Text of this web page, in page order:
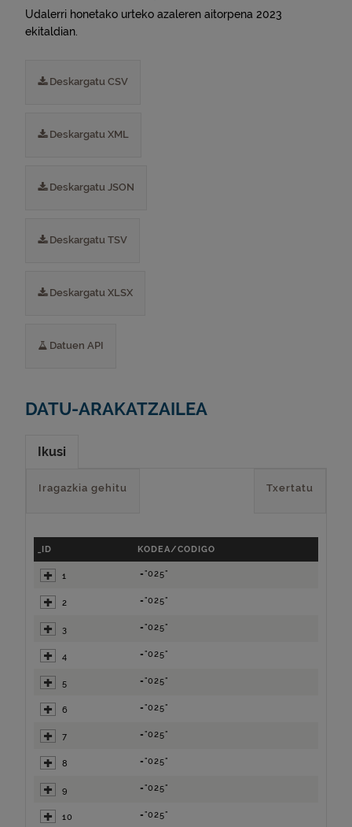
Udalerri honetako urteko azaleren aitorpena 2023
ekitaldian.
Deskargatu CSV
Deskargatu XML
Deskargatu JSON
Deskargatu TSV
Deskargatu XLSX
Datuen API
DATU-ARAKATZAILEA
Ikusi
Txertatu
Iragazkia gehitu
_ID KODEA/CODIGO
1 ="025"
2 ="025"
3 ="025"
4 ="025"
5 ="025"
6 ="025"
7 ="025"
8 ="025"
9 ="025"
10 ="025"